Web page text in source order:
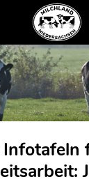
Infotafeln